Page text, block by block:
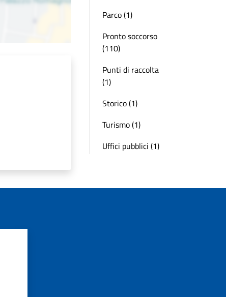
Parco (1)
Pronto soccorso
(110)
Punti di raccolta
(1)
Storico (1)
Turismo (1)
Uffici pubblici (1)